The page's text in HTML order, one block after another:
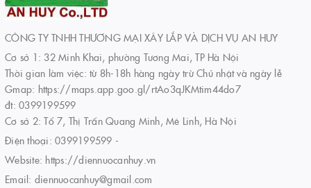
CÔNG TY TNHH THƯƠNG MẠI XÂY LẮP VÀ DỊCH VỤ AN HUY
Cơ sở 1: 32 Minh Khai, phường Tương Mai, TP Hà Nội
Thời gian làm việc: từ 8h-18h hàng ngày trừ Chủ nhật và ngày lễ
Gmap: https://maps.app.goo.gl/rtAo3qJKMtim44do7
đt: 0399199599
Cơ sở 2: Tổ 7, Thị Trấn Quang Minh, Mê Linh, Hà Nội
Điện thoại: 0399199599 -
Website: https://diennuocanhuy.vn
Email: diennuocanhuy@gmail.com